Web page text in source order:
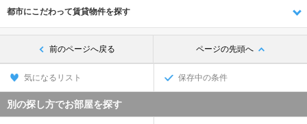
都市にこだわって賃貸物件を探す
前のページへ戻る ページの先頭へ
気になるリスト 保存中の条件
別の探し方でお部屋を探す